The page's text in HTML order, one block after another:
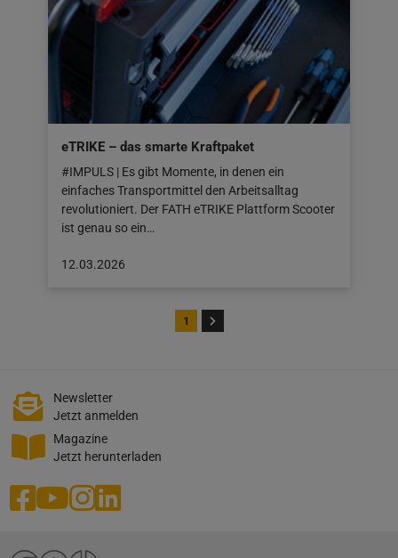
eTRIKE – das smarte Kraftpaket
#IMPULS | Es gibt Momente, in denen ein
einfaches Transportmittel den Arbeitsalltag
revolutioniert. Der FATH eTRIKE Plattform Scooter
ist genau so ein…
Beitrag
12.03.2026
1
Newsletter
Jetzt anmelden
Magazine
Jetzt herunterladen